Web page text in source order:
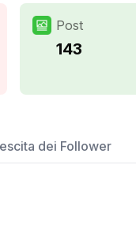
Post
143
dei Follower